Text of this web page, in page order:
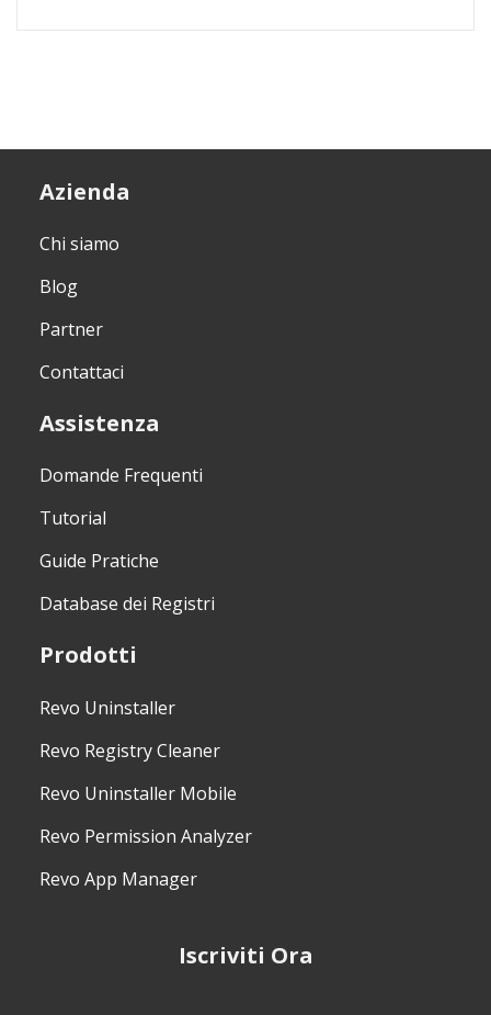
Azienda
Chi siamo
Blog
Partner
Contattaci
Assistenza
Domande Frequenti
Tutorial
Guide Pratiche
Database dei Registri
Prodotti
Revo Uninstaller
Revo Registry Cleaner
Revo Uninstaller Mobile
Revo Permission Analyzer
Revo App Manager
Iscriviti Ora